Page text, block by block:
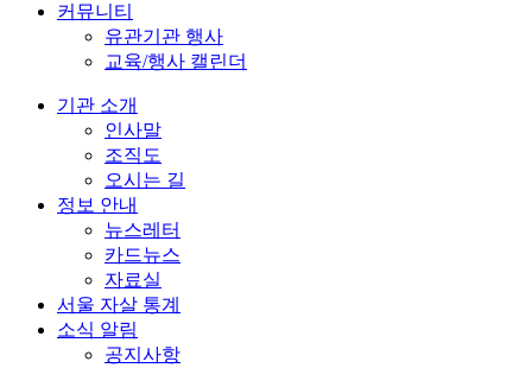
커뮤니티
유관기관 행사
교육/행사 캘린더
기관 소개
인사말
조직도
오시는 길
정보 안내
뉴스레터
카드뉴스
자료실
서울 자살 통계
소식 알림
공지사항